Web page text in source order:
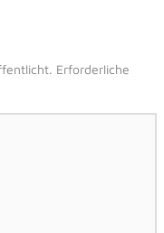
Erforderliche